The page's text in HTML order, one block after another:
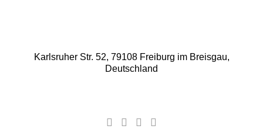
Karlsruher Str. 52, 79108 Freiburg im Breisgau,
Deutschland
Facebook-
GoogleYouTube-
Instagram